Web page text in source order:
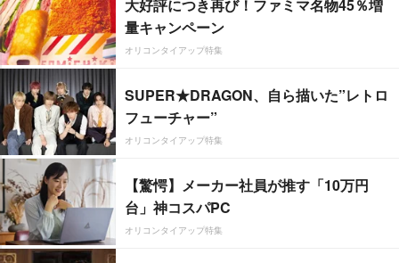
大好評につき再び！ファミマ名物45％増
量キャンペーン
オリコンタイアップ特集
SUPER★DRAGON、自ら描いた”レトロ
フューチャー”
オリコンタイアップ特集
【驚愕】メーカー社員が推す「10万円
台」神コスパPC
オリコンタイアップ特集